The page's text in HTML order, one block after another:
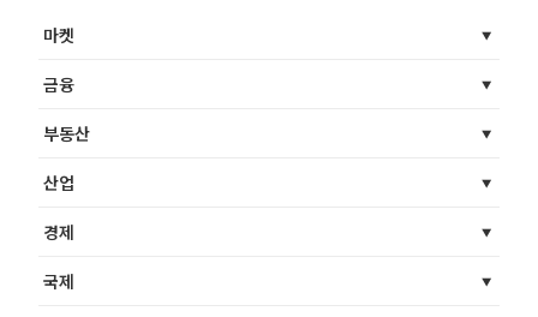
마켓
금융
부동산
산업
경제
국제